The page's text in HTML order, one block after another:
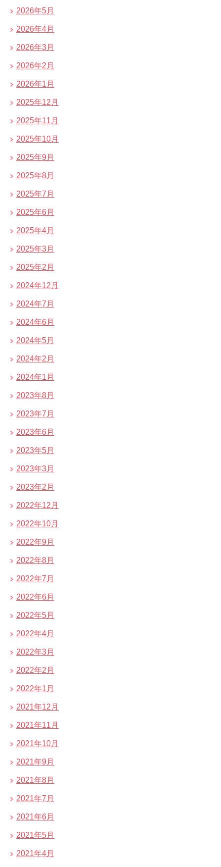
2026年5月
2026年4月
2026年3月
2026年2月
2026年1月
2025年12月
2025年11月
2025年10月
2025年9月
2025年8月
2025年7月
2025年6月
2025年4月
2025年3月
2025年2月
2024年12月
2024年7月
2024年6月
2024年5月
2024年2月
2024年1月
2023年8月
2023年7月
2023年6月
2023年5月
2023年3月
2023年2月
2022年12月
2022年10月
2022年9月
2022年8月
2022年7月
2022年6月
2022年5月
2022年4月
2022年3月
2022年2月
2022年1月
2021年12月
2021年11月
2021年10月
2021年9月
2021年8月
2021年7月
2021年6月
2021年5月
2021年4月